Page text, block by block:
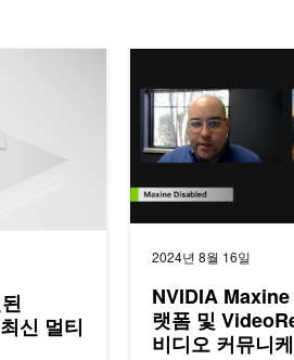
신 멀티
Phi SLM에 최신 멀티모달 추가
2024년 8월 16일
NVIDIA
랫폼 및
비디오 커뮤니
NVIDIA Maxine AI